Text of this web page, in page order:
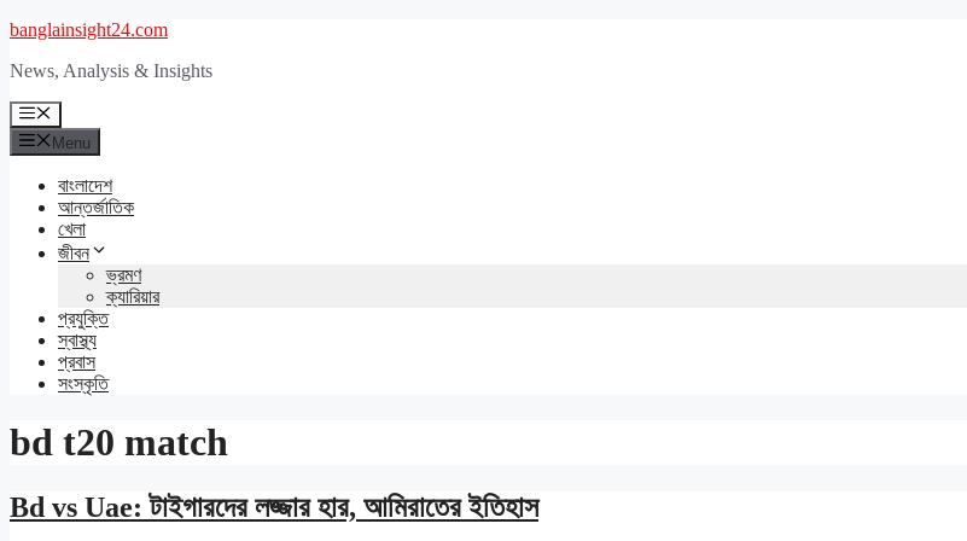
Skip
content
banglainsight24.com
News, Analysis & Insights
Menu
Menu
বাংলাদেশ
আন্তর্জাতিক
খেলা
জীবন
ভ্রমণ
ক্যারিয়ার
প্রযুক্তি
স্বাস্থ্য
প্রবাস
সংস্কৃতি
bd t20 match
Bd vs Uae: টাইগারদের লজ্জার হার, আমিরাতের ইতিহাস